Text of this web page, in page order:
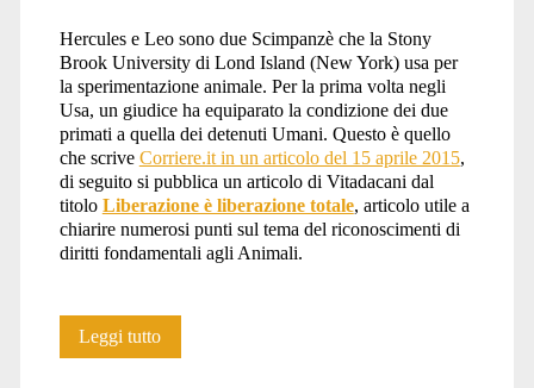
Hercules e Leo sono due Scimpanzè che la Stony
Brook University di Lond Island (New York) usa per
la sperimentazione animale. Per la prima volta negli
Usa, un giudice ha equiparato la condizione dei due
primati a quella dei detenuti Umani. Questo è quello
che scrive Corriere.it in un articolo del 15 aprile 2015,
di seguito si pubblica un articolo di Vitadacani dal
titolo Liberazione è liberazione totale, articolo utile a
chiarire numerosi punti sul tema del riconoscimenti di
diritti fondamentali agli Animali.
Leggi tuttoLiberazione